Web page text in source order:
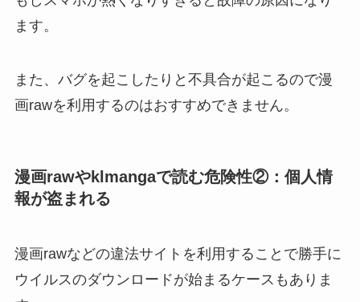
ます。
また、バグを起こしたりと不具合が起こるので漫
画rawを利用するのはおすすめできません。
漫画rawやklmangaで読む危険性②：個人情
報が盗まれる
漫画rawなどの違法サイトを利用することで勝手に
ウイルスのダウンロードが始まるケースもありま